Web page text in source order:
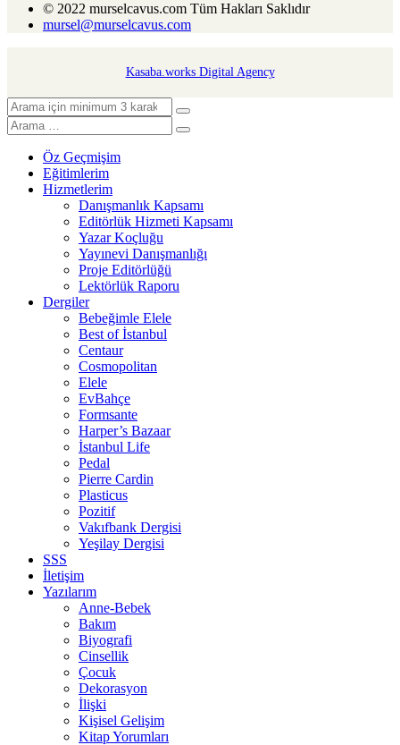
© 2022 murselcavus.com Tüm Hakları Saklıdır
mursel@murselcavus.com
Kasaba.works Digital Agency
Öz Geçmişim
Eğitimlerim
Hizmetlerim
Danışmanlık Kapsamı
Editörlük Hizmeti Kapsamı
Yazar Koçluğu
Yayınevi Danışmanlığı
Proje Editörlüğü
Lektörlük Raporu
Dergiler
Bebeğimle Elele
Best of İstanbul
Centaur
Cosmopolitan
Elele
EvBahçe
Formsante
Harper’s Bazaar
İstanbul Life
Pedal
Pierre Cardin
Plasticus
Pozitif
Vakıfbank Dergisi
Yeşilay Dergisi
SSS
İletişim
Yazılarım
Anne-Bebek
Bakım
Biyografi
Cinsellik
Çocuk
Dekorasyon
İlişki
Kişisel Gelişim
Kitap Yorumları